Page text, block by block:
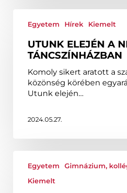
elején
Nemzeti
Táncszínházban
Egyetem Hírek Kiemelt
UTUNK ELEJÉN A
TÁNCSZÍNHÁZBAN
Komoly sikert aratott a
közönség körében
Utunk elején…
2024.05.27.
együttesek
kurzusai
Egyetem Gimnázium,
Kiemelt